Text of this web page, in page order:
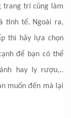
trang trí cũng làm
tinh tế. Ngoài ra,
thì hãy lựa chọn
để bạn có thể
hay ly rượu,..
muốn đến mà lại